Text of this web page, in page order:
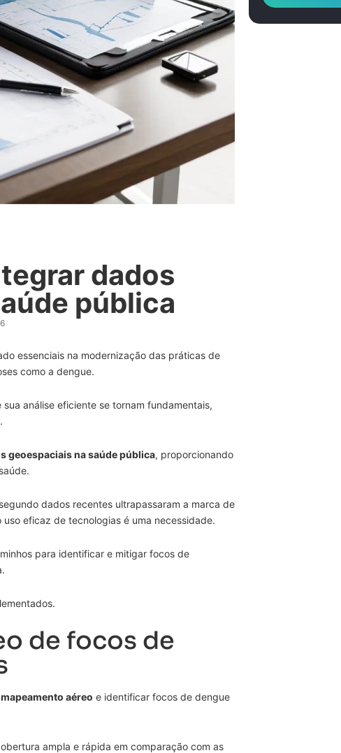
dados
pública
essenciais na modernização das práticas de
como a dengue.
análise eficiente se tornam fundamentais,
geoespaciais na saúde pública, proporcionando
dados recentes ultrapassaram a marca de
eficaz de tecnologias é uma necessidade.
para identificar e mitigar focos de
de focos de
mapeamento aéreo e identificar focos de dengue
ampla e rápida em comparação com as